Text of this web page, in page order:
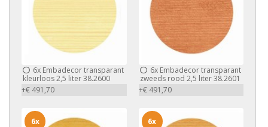
6x Embadecor transparant
kleurloos 2,5 liter 38.2600
+€ 491,70
6xEmbadecor transparant
zweeds rood 2,5 liter 38.2601
+€ 491,70
6x 6x